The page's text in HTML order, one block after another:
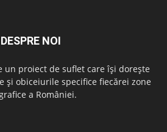
DESPRE NOI
un proiect de suflet care își dorește
și obiceiurile specifice fiecărei zone
a României.